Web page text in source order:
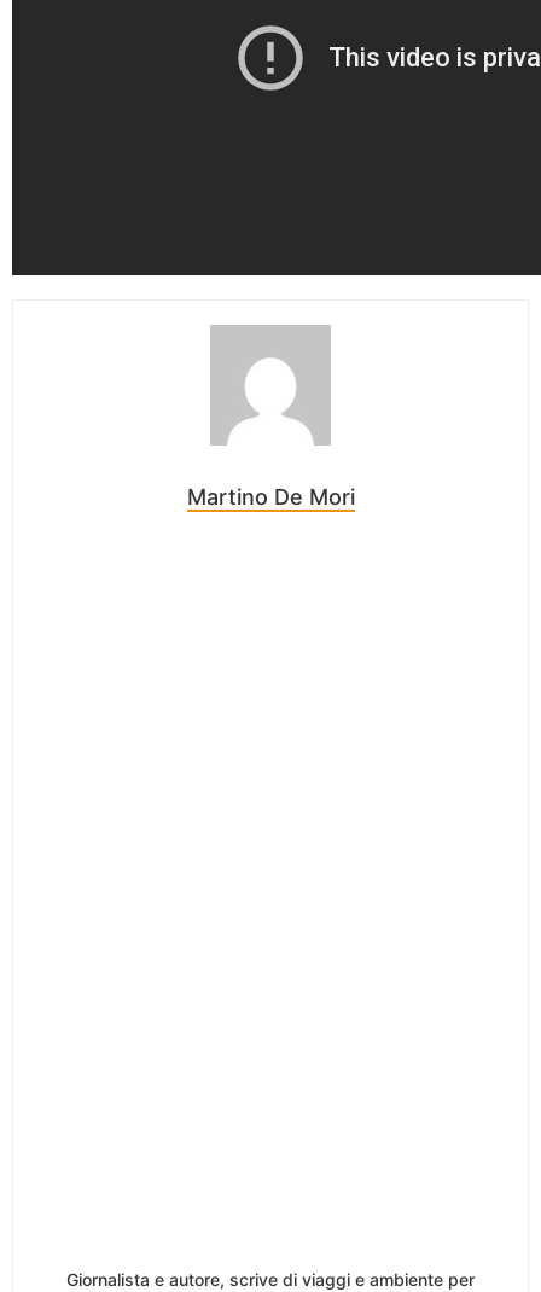
Martino De Mori
Giornalista e autore, scrive di viaggi e ambiente per